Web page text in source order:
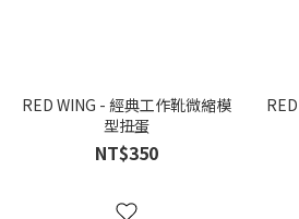
RED WING - 經典工作靴微縮模
型扭蛋
NT$350